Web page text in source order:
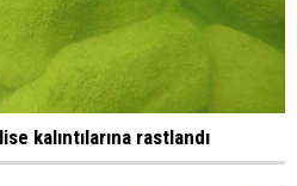
kalıntılarına rastlandı